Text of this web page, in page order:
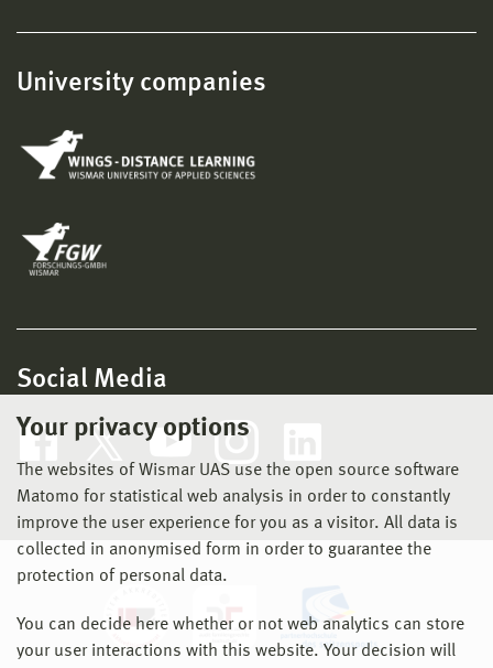
Your privacy options
The websites of Wismar UAS use the open source software
Matomo for statistical web analysis in order to constantly
improve the user experience for you as a visitor. All data is
collected in anonymised form in order to guarantee the
protection of personal data.
You can decide here whether or not web analytics can store
your user interactions with this website. Your decision will
University companies
Social Media